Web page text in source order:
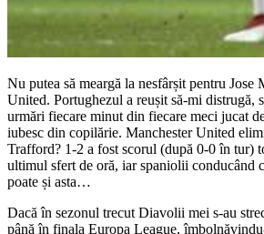
Nu putea să meargă la nesfârșit pentru
United. Portughezul a reușit să-mi distrugă,
urmări fiecare minut din fiecare meci jucat
iubesc din copilărie. Manchester United
Trafford? 1-2 a fost scorul (după 0-0 în tur)
ultimul sfert de oră, iar spaniolii conducând
poate și asta…
Dacă în sezonul trecut Diavolii mei s-au
până în finala Europa League,